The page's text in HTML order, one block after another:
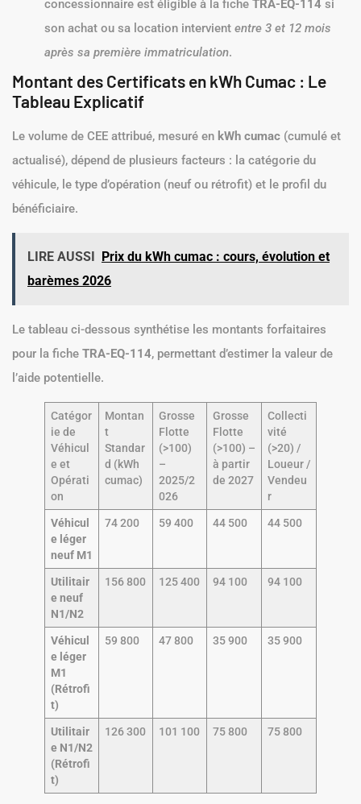
concessionnaire est éligible à la fiche TRA-EQ-114 si
son achat ou sa location intervient entre 3 et 12 mois
après sa première immatriculation.
Montant des Certificats en kWh Cumac : Le
Tableau Explicatif
Le volume de CEE attribué, mesuré en kWh cumac (cumulé et
actualisé), dépend de plusieurs facteurs : la catégorie du
véhicule, le type d’opération (neuf ou rétrofit) et le profil du
bénéficiaire.
LIRE AUSSI Prix du kWh cumac : cours, évolution et
barèmes 2026
Le tableau ci-dessous synthétise les montants forfaitaires
pour la fiche TRA-EQ-114, permettant d’estimer la valeur de
l’aide potentielle.
Catégor
ie de
Véhicul
e et
Opérati
on
Montan
t
Standar
d (kWh
cumac)
Grosse
Flotte
(>100)
–
2025/2
026
Grosse
Flotte
(>100) –
à partir
de 2027
Collecti
vité
(>20) /
Loueur /
Vendeu
r
Véhicul
e léger
neuf M1
74 200 59 400 44 500 44 500
Utilitair
e neuf
N1/N2
156 800 125 400 94 100 94 100
Véhicul
e léger
M1
(Rétrofi
t)
59 800 47 800 35 900 35 900
Utilitair
e N1/N2
(Rétrofi
t)
126 300 101 100 75 800 75 800